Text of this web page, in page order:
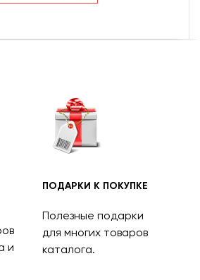
и
ПОДАРКИ К ПОКУПКЕ
Полезные подарки
для многих товаров
каталога.